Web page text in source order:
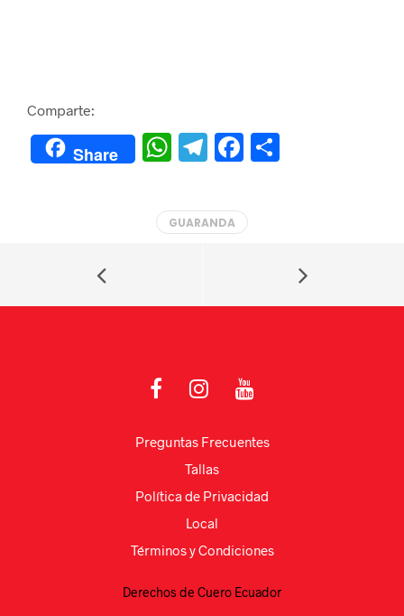
Comparte:
Share
W
at
s
Te
gr
a
F
e
ar
tir
GUARANDA
Preguntas Frecuentes
Tallas
Política de Privacidad
Local
Términos y Condiciones
Derechos de Cuero Ecuador